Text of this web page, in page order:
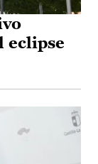
eclipse